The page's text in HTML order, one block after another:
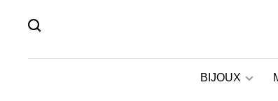
BIJOUX